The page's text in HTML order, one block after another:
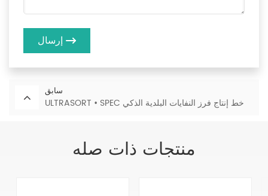
إرسال
سابق
ULTRASORT • SPEC خط إنتاج فرز النفايات البلدية الذكي
منتجات ذات صله